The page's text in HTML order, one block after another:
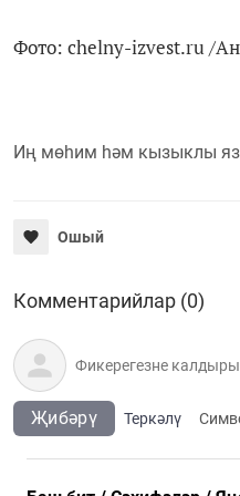
Фото: chelny-izvest.ru /
Иң мөһим һәм кызыклы
Ошый
Комментарийлар (0)
Җибәрү Теркәлү